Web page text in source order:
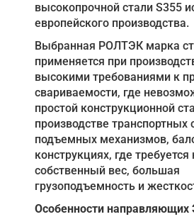
высокопрочной стали S355
европейского производства.
Выбранная РОЛТЭК марка
применяется при
высокими требованиями к
свариваемости, где
простой конструкционной
производстве транспортных
подъемных механизмов,
конструкциях, где требуется
собственный вес, большая
грузоподъемность и
Особенности направляющих